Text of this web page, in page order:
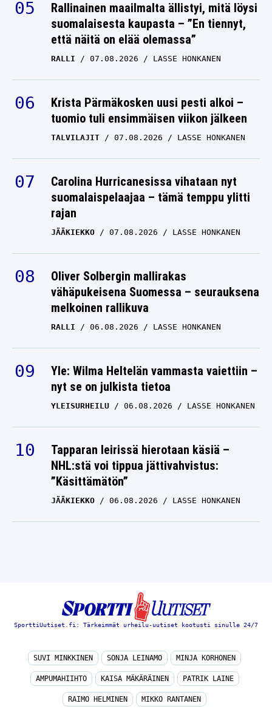
Rallinainen maailmalta ällistyi, mitä löysi
suomalaisesta kaupasta – ”En tiennyt,
että näitä on elää olemassa”
RALLI 07.08.2026 LASSE HONKANEN
Krista Pärmäkosken uusi pesti alkoi –
tuomio tuli ensimmäisen viikon jälkeen
TALVILAJIT 07.08.2026 LASSE HONKANEN
Carolina Hurricanesissa vihataan nyt
suomalaispelaajaa – tämä temppu ylitti
rajan
JÄÄKIEKKO 07.08.2026 LASSE HONKANEN
Oliver Solbergin mallirakas
vähäpukeisena Suomessa – seurauksena
melkoinen rallikuva
RALLI 06.08.2026 LASSE HONKANEN
Yle: Wilma Heltelän vammasta vaiettiin –
nyt se on julkista tietoa
YLEISURHEILU 06.08.2026 LASSE HONKANEN
Tapparan leirissä hierotaan käsiä –
NHL:stä voi tippua jättivahvistus:
”Käsittämätön”
JÄÄKIEKKO 06.08.2026 LASSE HONKANEN
SporttiUutiset.fi: Tärkeimmät urheilu-uutiset kootusti sinulle 24/7
SUVI MINKKINEN SONJA LEINAMO MINJA KORHONEN
AMPUMAHIIHTO KAISA MÄKÄRÄINEN PATRIK LAINE
RAIMO HELMINEN MIKKO RANTANEN